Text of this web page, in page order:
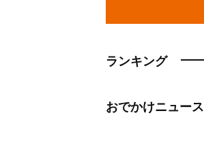
ランキング
おでかけニュース